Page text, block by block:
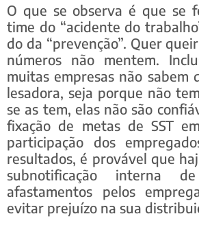
O que se observa é que se
time do “acidente do
do da “prevenção”. Quer
números não mentem.
muitas empresas não sabem
lesadora, seja porque não
se as tem, elas não são
fixação de metas de SST
participação dos
resultados, é provável que
subnotificação interna
afastamentos pelos
evitar prejuízo na sua